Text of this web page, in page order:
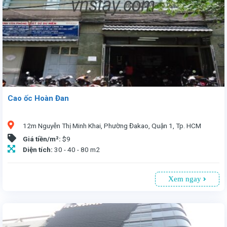
Cao ốc Hoàn Đan
12m Nguyễn Thị Minh Khai, Phường Đakao, Quận 1, Tp. HCM
Giá tiền/m²: $9
Diện tích: 30 - 40 - 80 m2
Xem ngay